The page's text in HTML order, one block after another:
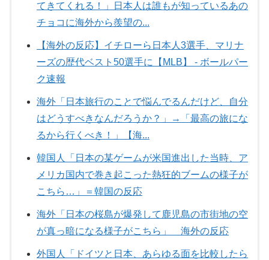
てきてくれる！」日本人は誰もが知っているあの
チョコに海外から羨望の...
【海外の反応】イチローら日本人3選手、マリナ
ーズの歴代ベスト50選手に【MLB】 - ボールパー
ク速報
海外「日本旅行のことで悩んでるんだけど、自分
はどうすべきなんだろうか？」→「最高の旅にな
るから行くべき！」【海...
韓国人「日本の某ゲームが米国進出した当時、ア
メリカ国内で巻き起こった熱狂的ブームの様子が
こちら…」＝韓国の反応
海外「日本の桜島が爆発して鹿児島の市街地の空
が真っ暗になる様子がこちら」 海外の反応
外国人「ドイツと日本、あらゆる面を比較したら